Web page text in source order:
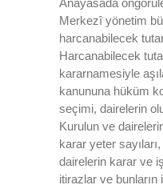
Anayasada
Merkezî yönetim
harcanabilecek
Harcanabilecek
kararnamesiyle
kanununa hüküm
seçimi, dairelerin
Kurulun ve
karar yeter
dairelerin karar ve
itirazlar ve